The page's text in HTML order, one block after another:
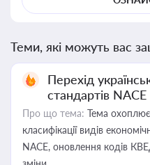
Теми, які можуть вас
Перехід
стандартів NACE
Про що тема: Тема охоплює
класифікації видів
NACE, оновлення кодів